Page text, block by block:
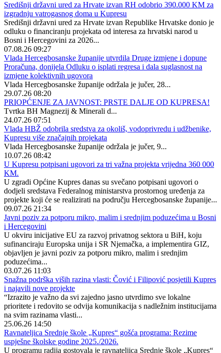
Središnji državni ured za Hrvate izvan RH odobrio 390.000 KM za
izgradnju vatrogasnog doma u Kupresu
Središnji državni ured za Hrvate izvan Republike Hrvatske donio je
odluku o financiranju projekata od interesa za hrvatski narod u
Bosni i Hercegovini za 2026...
07.08.26 09:27
Vlada Hercegbosanske županije utvrdila Druge izmjene i dopune
Proračuna, donijela Odluku o isplati regresa i dala suglasnost na
izmjene kolektivnih ugovora
Vlada Hercegbosanske županije održala je jučer, 28...
29.07.26 08:20
PRIOPĆENJE ZA JAVNOST: PRSTE DALJE OD KUPRESA!
Tvrtka BH Magnezij & Minerali d...
24.07.26 07:51
Vlada HBŽ odobrila sredstva za okoliš, vodoprivredu i udžbenike,
Kupresu više značajnih projekata
Vlada Hercegbosanske županije održala je jučer, 9...
10.07.26 08:42
U Kupresu potpisani ugovori za tri važna projekta vrijedna 360 000
KM.
U zgradi Općine Kupres danas su svečano potpisani ugovori o
dodjeli sredstava Federalnog ministarstva prostornog uređenja za
projekte koji će se realizirati na području Hercegbosanske županije...
09.07.26 21:34
Javni poziv za potporu mikro, malim i srednjim poduzećima u Bosni
i Hercegovini
U okviru inicijative EU za razvoj privatnog sektora u BiH, koju
sufinanciraju Europska unija i SR Njemačka, a implementira GIZ,
objavljen je javni poziv za potporu mikro, malim i srednjim
poduzećima...
03.07.26 11:03
Snažna podrška viših razina vlasti: Čović i Filipović posjetili Kupres
i najavili nove projekte
“Izrazito je važno da svi zajedno jasno utvrdimo sve lokalne
prioritete i redovito se odvija komunikacija s nadležnim institucijama
na svim razinama vlasti...
25.06.26 14:50
Ravnateljica Srednje škole „Kupres“ gošća programa: Rezime
uspješne školske godine 2025./2026.
U programu radija gostovala je ravnateljica Srednje škole „Kupres“